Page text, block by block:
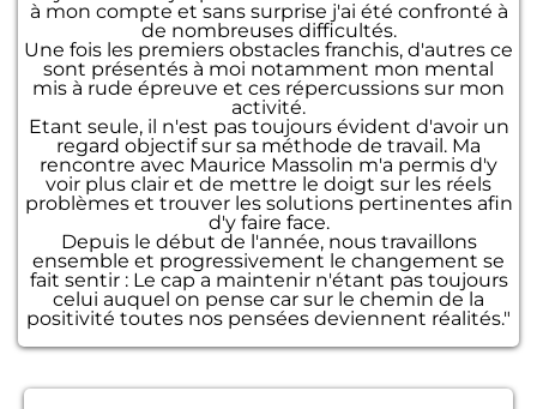
à mon compte et sans surprise j'ai été confronté à
de nombreuses difficultés.
Une fois les premiers obstacles franchis, d'autres ce
sont présentés à moi notamment mon mental
mis à rude épreuve et ces répercussions sur mon
activité.
Etant seule, il n'est pas toujours évident d'avoir un
regard objectif sur sa méthode de travail. Ma
rencontre avec Maurice Massolin m'a permis d'y
voir plus clair et de mettre le doigt sur les réels
problèmes et trouver les solutions pertinentes afin
d'y faire face.
Depuis le début de l'année, nous travaillons
ensemble et progressivement le changement se
fait sentir : Le cap a maintenir n'étant pas toujours
celui auquel on pense car sur le chemin de la
positivité toutes nos pensées deviennent réalités."